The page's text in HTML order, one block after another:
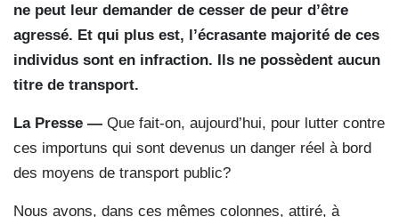
ne peut leur demander de cesser de peur d’être
agressé. Et qui plus est, l’écrasante majorité de ces
individus sont en infraction. Ils ne possèdent aucun
titre de transport.
La Presse — Que fait-on, aujourd’hui, pour lutter contre
ces importuns qui sont devenus un danger réel à bord
des moyens de transport public?
Nous avons, dans ces mêmes colonnes, attiré, à